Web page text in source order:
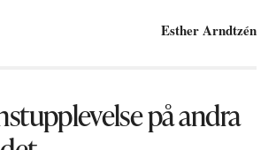
Esther Arndtzén
på andra